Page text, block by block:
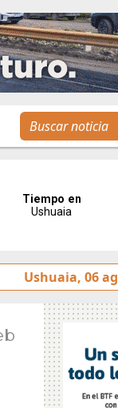
llegan a
Ushuaia, 06